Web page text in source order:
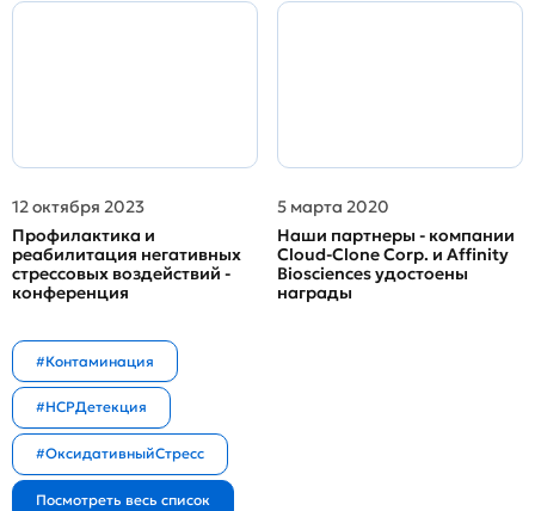
12 октября 2023
Профилактика и
реабилитация негативных
стрессовых воздействий -
конференция
5 марта 2020
Наши партнеры - компании
Cloud-Clone Corp. и Affinity
Biosciences удостоены
награды
#Контаминация
#HCPДетекция
#ОксидативныйСтресс